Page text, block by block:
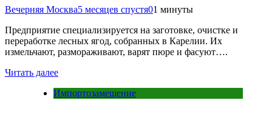
Вечерняя Москва5 месяцев спустя01 минуты
Предприятие специализируется на заготовке, очистке и
переработке лесных ягод, собранных в Карелии. Их
измельчают, размораживают, варят пюре и фасуют….
Читать далее
Импортозамещение